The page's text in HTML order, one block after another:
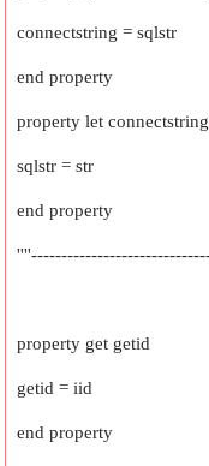
connectstring = sqlstr
end property
property let
sqlstr = str
end property
property get getid
getid = iid
end property